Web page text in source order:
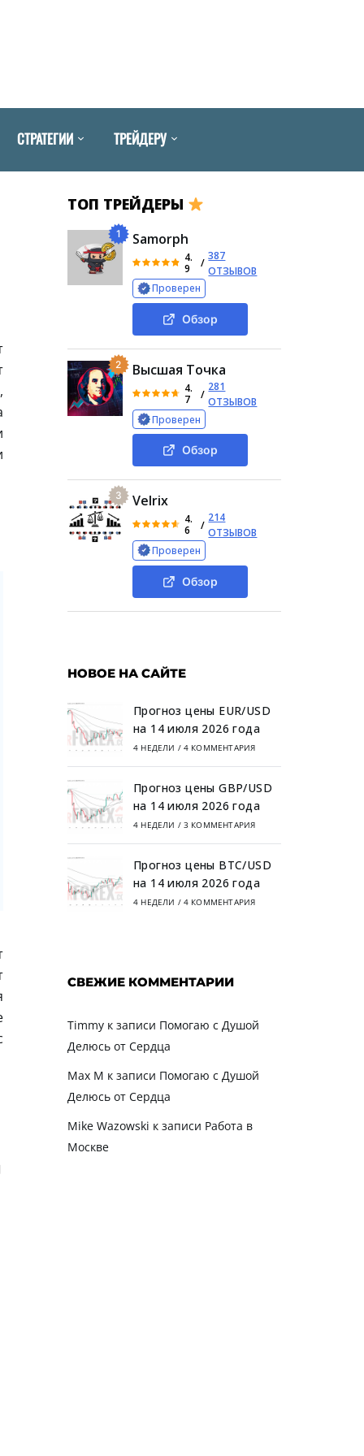
СТРАТЕГИИ ТРЕЙДЕРУ
ТОП ТРЕЙДЕРЫ
1 Samorph
4.
9
/
387
ОТЗЫВОВ
Проверен
Обзор
2 Высшая Точка
4.
7
/
281
ОТЗЫВОВ
Проверен
Обзор
3 Velrix
4.
6
/
214
ОТЗЫВОВ
Проверен
Обзор
НОВОЕ НА САЙТЕ
Прогноз цены EUR/USD
на 14 июля 2026 года
4 НЕДЕЛИ / 4 КОММЕНТАРИЯ
Прогноз цены GBP/USD
на 14 июля 2026 года
4 НЕДЕЛИ / 3 КОММЕНТАРИЯ
Прогноз цены BTC/USD
на 14 июля 2026 года
4 НЕДЕЛИ / 4 КОММЕНТАРИЯ
СВЕЖИЕ КОММЕНТАРИИ
Timmyк записи Помогаю с Душой
Делюсь от Сердца
Max M к записи Помогаю с Душой
Делюсь от Сердца
Mike Wazowski к записи Работа в
Москве